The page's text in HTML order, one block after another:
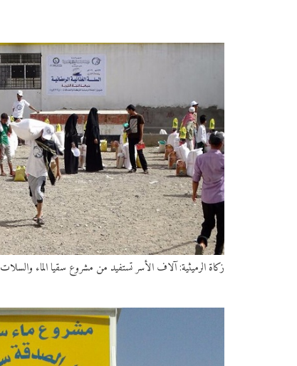
زكاة الرميثية: آلاف الأسر تستفيد من مشروع سقيا الماء والسلات